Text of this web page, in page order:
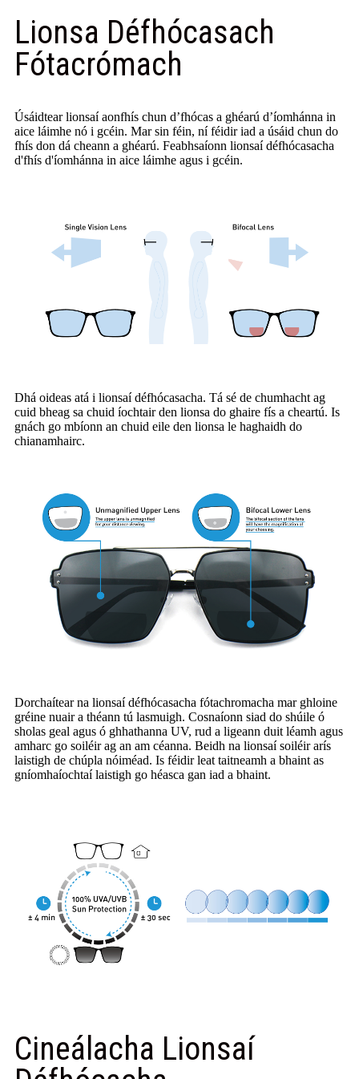
Lionsa Défhócasach
Fótacrómach
Úsáidtear lionsaí aonfhís chun d’fhócas a ghéarú d’íomhánna in
aice láimhe nó i gcéin. Mar sin féin, ní féidir iad a úsáid chun do
fhís don dá cheann a ghéarú. Feabhsaíonn lionsaí défhócasacha
d'fhís d'íomhánna in aice láimhe agus i gcéin.
Dhá oideas atá i lionsaí défhócasacha. Tá sé de chumhacht ag
cuid bheag sa chuid íochtair den lionsa do ghaire fís a cheartú. Is
gnách go mbíonn an chuid eile den lionsa le haghaidh do
chianamhairc.
Dorchaítear na lionsaí défhócasacha fótachromacha mar ghloine
gréine nuair a théann tú lasmuigh. Cosnaíonn siad do shúile ó
sholas geal agus ó ghhathanna UV, rud a ligeann duit léamh agus
amharc go soiléir ag an am céanna. Beidh na lionsaí soiléir arís
laistigh de chúpla nóiméad. Is féidir leat taitneamh a bhaint as
gníomhaíochtaí laistigh go héasca gan iad a bhaint.
Cineálacha Lionsaí